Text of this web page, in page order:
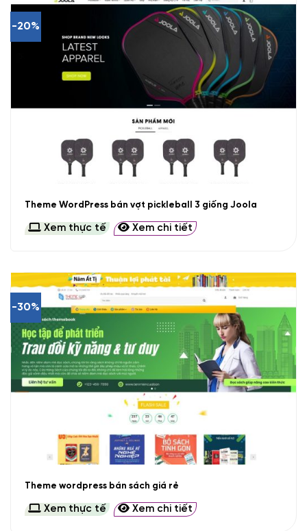
-20%
Theme WordPress bán vợt pickleball 3 giống Joola
Xem thực tế Xem chi tiết
-30%
Theme wordpress bán sách giá rẻ
Xem thực tế Xem chi tiết